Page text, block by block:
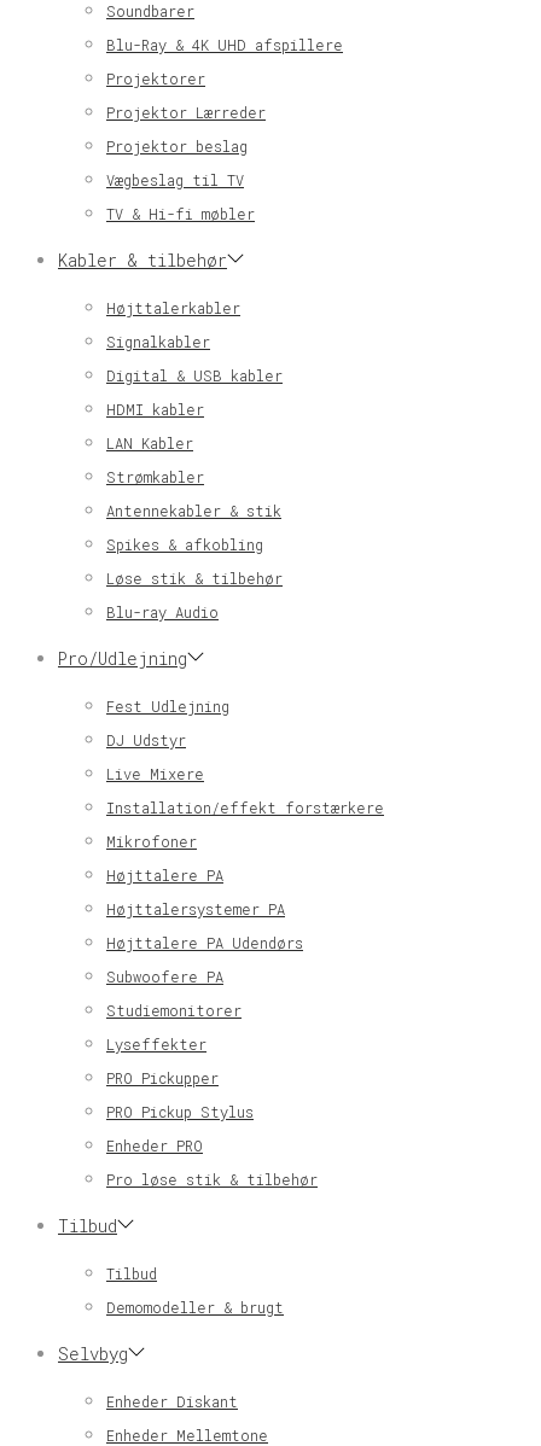
Soundbarer
Blu-Ray & 4K UHD afspillere
Projektorer
Projektor Lærreder
Projektor beslag
Vægbeslag til TV
TV & Hi-fi møbler
Kabler & tilbehør
Højttalerkabler
Signalkabler
Digital & USB kabler
HDMI kabler
LAN Kabler
Strømkabler
Antennekabler & stik
Spikes & afkobling
Løse stik & tilbehør
Blu-ray Audio
Pro/Udlejning
Fest Udlejning
DJ Udstyr
Live Mixere
Installation/effekt forstærkere
Mikrofoner
Højttalere PA
Højttalersystemer PA
Højttalere PA Udendørs
Subwoofere PA
Studiemonitorer
Lyseffekter
PRO Pickupper
PRO Pickup Stylus
Enheder PRO
Pro løse stik & tilbehør
Tilbud
Tilbud
Demomodeller & brugt
Selvbyg
Enheder Diskant
Enheder Mellemtone